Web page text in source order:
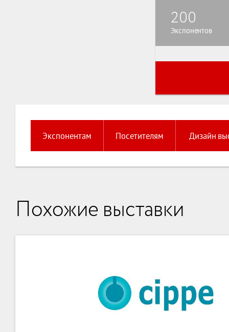
200
Экспонентов
Экспонентам Посетителям Дизайн
Похожие выставки